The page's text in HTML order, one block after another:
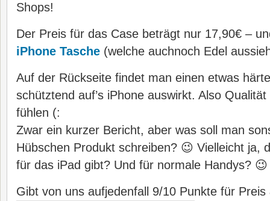
Shops!
Der Preis für das Case beträgt nur 17,90€ –
iPhone Tasche (welche auchnoch Edel
Auf der Rückseite findet man einen etwas
schütztend auf’s iPhone auswirkt. Also
fühlen (:
Zwar ein kurzer Bericht, aber was soll man
Hübschen Produkt schreiben? 😉 Vielleicht ja,
für das iPad gibt? Und für normale Handys? 😉
Gibt von uns aufjedenfall 9/10 Punkte für Preis